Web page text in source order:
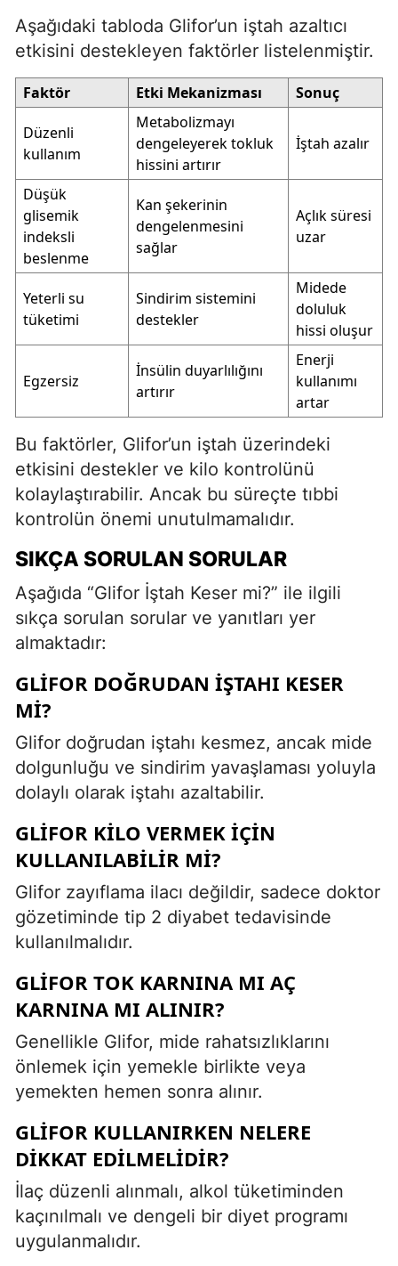
Aşağıdaki tabloda Glifor’un iştah azaltıcı
etkisini destekleyen faktörler listelenmiştir.
Faktör Etki Mekanizması Sonuç
Düzenli
kullanım
Metabolizmayı
dengeleyerek tokluk
hissini artırır
İştah azalır
Düşük
glisemik
indeksli
beslenme
Kan şekerinin
dengelenmesini
sağlar
Açlık süresi
uzar
Yeterli su
tüketimi
Sindirim sistemini
destekler
Midede
doluluk
hissi oluşur
Egzersiz
İnsülin duyarlılığını
artırır
Enerji
kullanımı
artar
Bu faktörler, Glifor’un iştah üzerindeki
etkisini destekler ve kilo kontrolünü
kolaylaştırabilir. Ancak bu süreçte tıbbi
kontrolün önemi unutulmamalıdır.
SIKÇA SORULAN SORULAR
Aşağıda “Glifor İştah Keser mi?” ile ilgili
sıkça sorulan sorular ve yanıtları yer
almaktadır:
GLIFOR DOĞRUDAN IŞTAHI KESER
MI?
Glifor doğrudan iştahı kesmez, ancak mide
dolgunluğu ve sindirim yavaşlaması yoluyla
dolaylı olarak iştahı azaltabilir.
GLIFOR KILO VERMEK IÇIN
KULLANILABILIR MI?
Glifor zayıflama ilacı değildir, sadece doktor
gözetiminde tip 2 diyabet tedavisinde
kullanılmalıdır.
GLIFOR TOK KARNINA MI AÇ
KARNINA MI ALINIR?
Genellikle Glifor, mide rahatsızlıklarını
önlemek için yemekle birlikte veya
yemekten hemen sonra alınır.
GLIFOR KULLANIRKEN NELERE
DIKKAT EDILMELIDIR?
İlaç düzenli alınmalı, alkol tüketiminden
kaçınılmalı ve dengeli bir diyet programı
uygulanmalıdır.